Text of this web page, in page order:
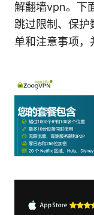
解翻墙vpn。下
跳过限制、保护
单和注意事项，